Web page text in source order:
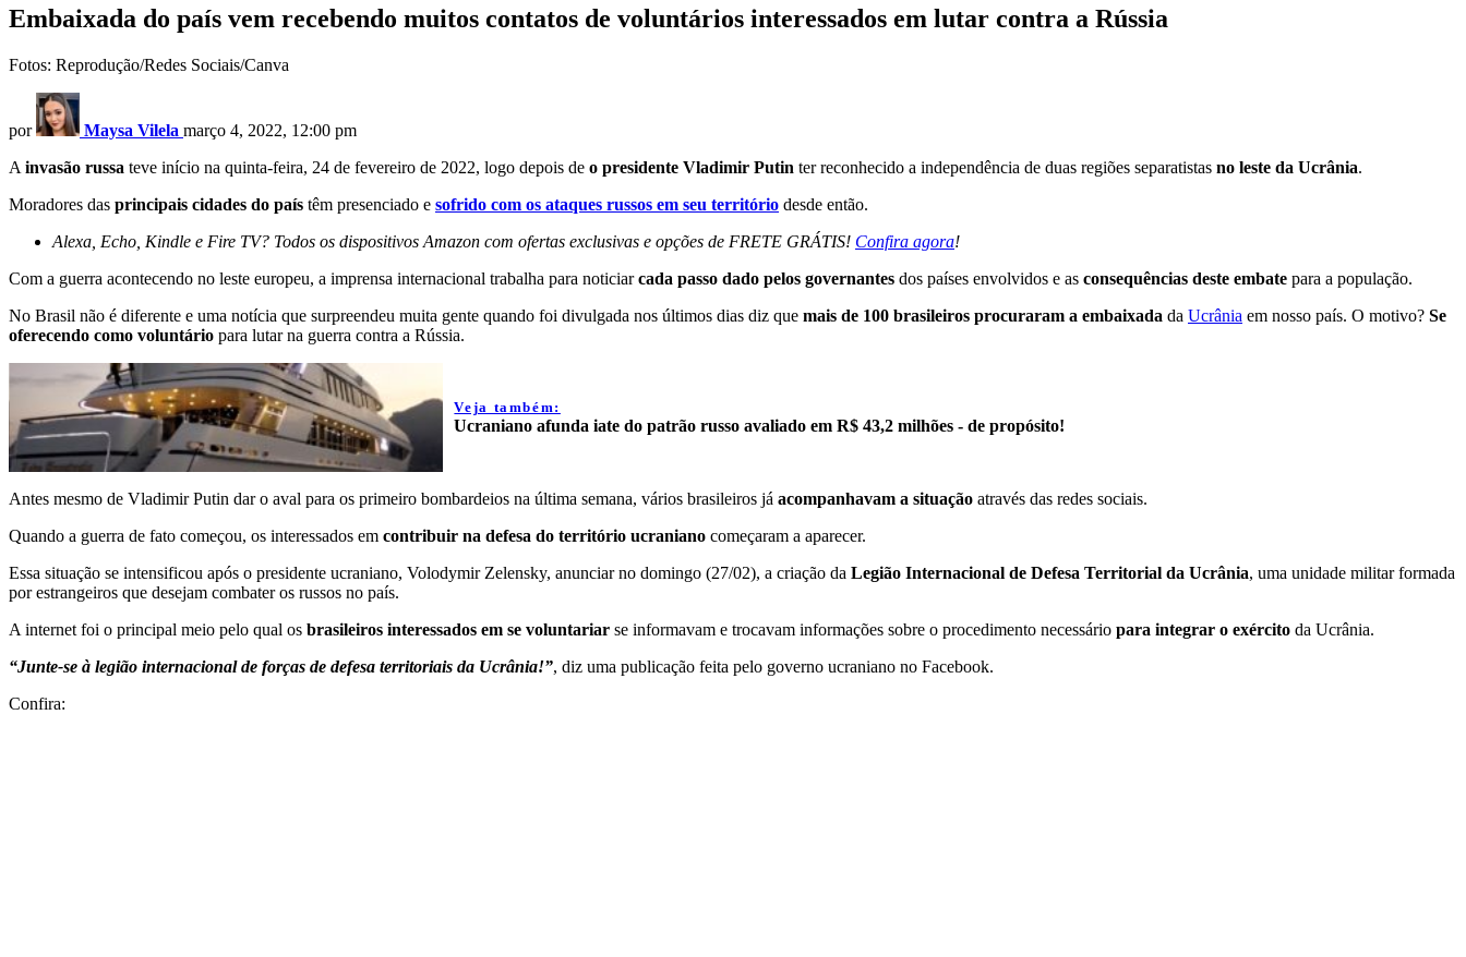
Embaixada do país vem recebendo muitos contatos de voluntários interessados em lutar contra a Rússia
Fotos: Reprodução/Redes Sociais/Canva
por Maysa Vilela março 4, 2022, 12:00 pm
A invasão russa teve início na quinta-feira, 24 de fevereiro de 2022, logo depois de o presidente Vladimir Putin ter reconhecido a independência de duas regiões separatistas no leste da Ucrânia.
Moradores das principais cidades do país têm presenciado e sofrido com os ataques russos em seu território desde então.
Alexa, Echo, Kindle e Fire TV? Todos os dispositivos Amazon com ofertas exclusivas e opções de FRETE GRÁTIS! Confira agora!
Com a guerra acontecendo no leste europeu, a imprensa internacional trabalha para noticiarcada passo dado pelos governantes dos países envolvidos e as consequências deste embate para a população.
No Brasil não é diferente e uma notícia que surpreendeu muita gente quando foi divulgada nos últimos dias diz que mais de 100 brasileiros procuraram a embaixada da Ucrânia em nosso país. O motivo? Se
oferecendo como voluntário para lutar na guerra contra a Rússia.
Veja também:
Ucraniano afunda iate do patrão russo avaliado em R$ 43,2 milhões - de propósito!
Antes mesmo de Vladimir Putin dar o aval para os primeiro bombardeios na última semana, vários brasileiros já acompanhavam a situação através das redes sociais.
Quando a guerra de fato começou, os interessados em contribuir na defesa do território ucraniano começaram a aparecer.
Essa situação se intensificou após o presidente ucraniano, Volodymir Zelensky, anunciar no domingo (27/02), a criação da Legião Internacional de Defesa Territorial da Ucrânia, uma unidade militar formada
por estrangeiros que desejam combater os russos no país.
A internet foi o principal meio pelo qual os brasileiros interessados em se voluntariar se informavam e trocavam informações sobre o procedimento necessário para integrar o exército da Ucrânia.
“Junte-se à legião internacional de forças de defesa territoriais da Ucrânia!”, diz uma publicação feita pelo governo ucraniano no Facebook.
Confira: